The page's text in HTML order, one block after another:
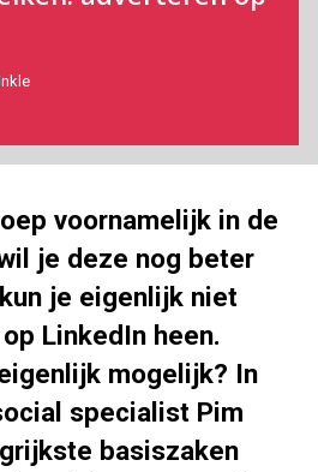
voornamelijk in de
je deze nog beter
je eigenlijk niet
LinkedIn heen.
mogelijk? In
specialist Pim
basiszaken